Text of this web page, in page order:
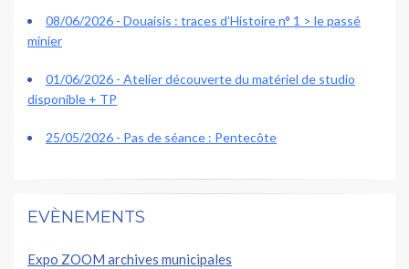
08/06/2026 - Douaisis : traces d’Histoire n° 1 > le passé
minier
01/06/2026 - Atelier découverte du matériel de studio
disponible + TP
25/05/2026 - Pas de séance : Pentecôte
EVÈNEMENTS
Expo ZOOM archives municipales